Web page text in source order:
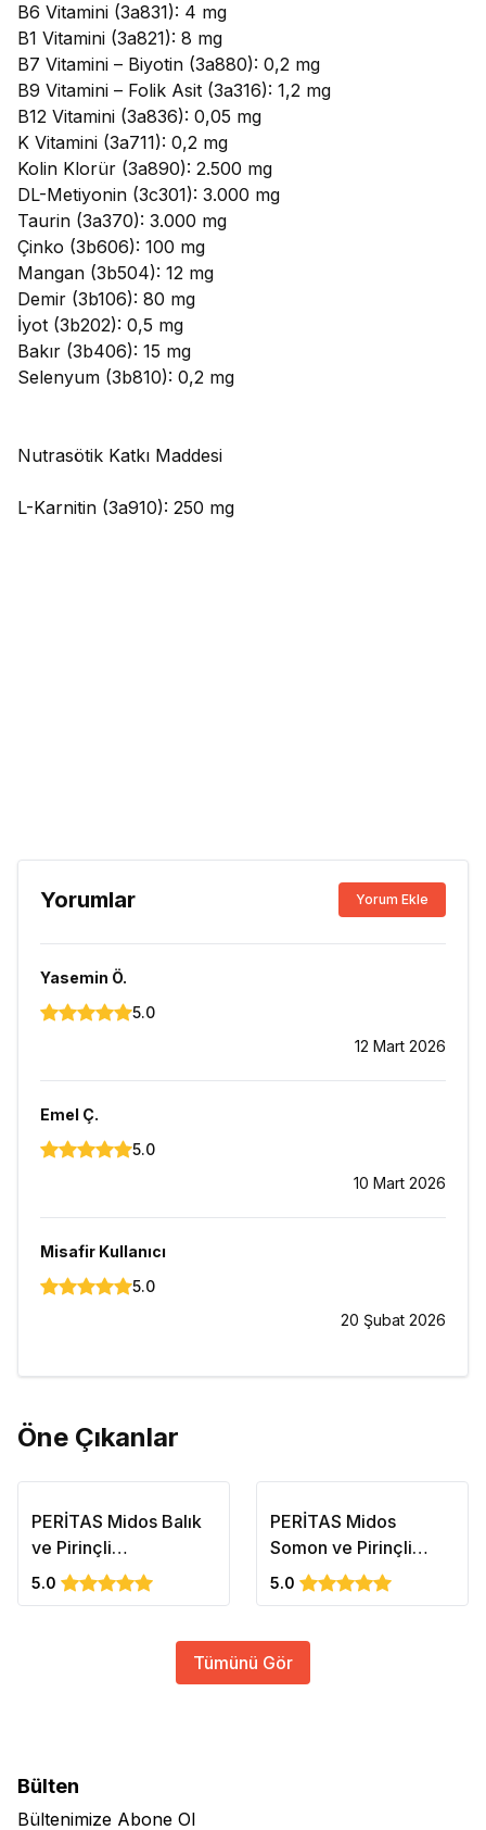
B6 Vitamini (3a831): 4 mg
B1 Vitamini (3a821): 8 mg
B7 Vitamini – Biyotin (3a880): 0,2 mg
B9 Vitamini – Folik Asit (3a316): 1,2 mg
B12 Vitamini (3a836): 0,05 mg
K Vitamini (3a711): 0,2 mg
Kolin Klorür (3a890): 2.500 mg
DL-Metiyonin (3c301): 3.000 mg
Taurin (3a370): 3.000 mg
Çinko (3b606): 100 mg
Mangan (3b504): 12 mg
Demir (3b106): 80 mg
İyot (3b202): 0,5 mg
Bakır (3b406): 15 mg
Selenyum (3b810): 0,2 mg
Nutrasötik Katkı Maddesi
L-Karnitin (3a910): 250 mg
Yorumlar Yorum Ekle
Yasemin Ö.
5.0
12 Mart 2026
Emel Ç.
5.0
10 Mart 2026
Misafir Kullanıcı
5.0
20 Şubat 2026
Öne Çıkanlar
PERİTAS Midos Balık
ve Pirinçli
Kısırlaştırılmış Yetişkin
Kedi Maması 15kg
5.0
PERİTAS Midos
Somon ve Pirinçli
Yetişkin Kedi Maması
Sensitive 2kg
5.0
Tümünü Gör
Bülten
Bültenimize Abone Ol